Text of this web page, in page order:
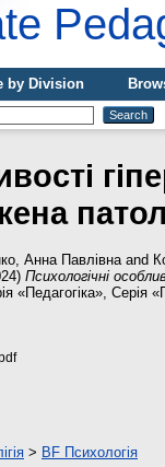
by Division
Анна Павлівна and
Психологічні
«Педагогіка»,
> BF Психологія